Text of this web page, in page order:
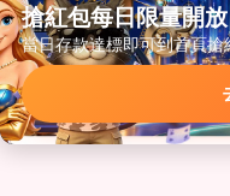
搶紅包每日限量開放
當日存款達標即可到首頁